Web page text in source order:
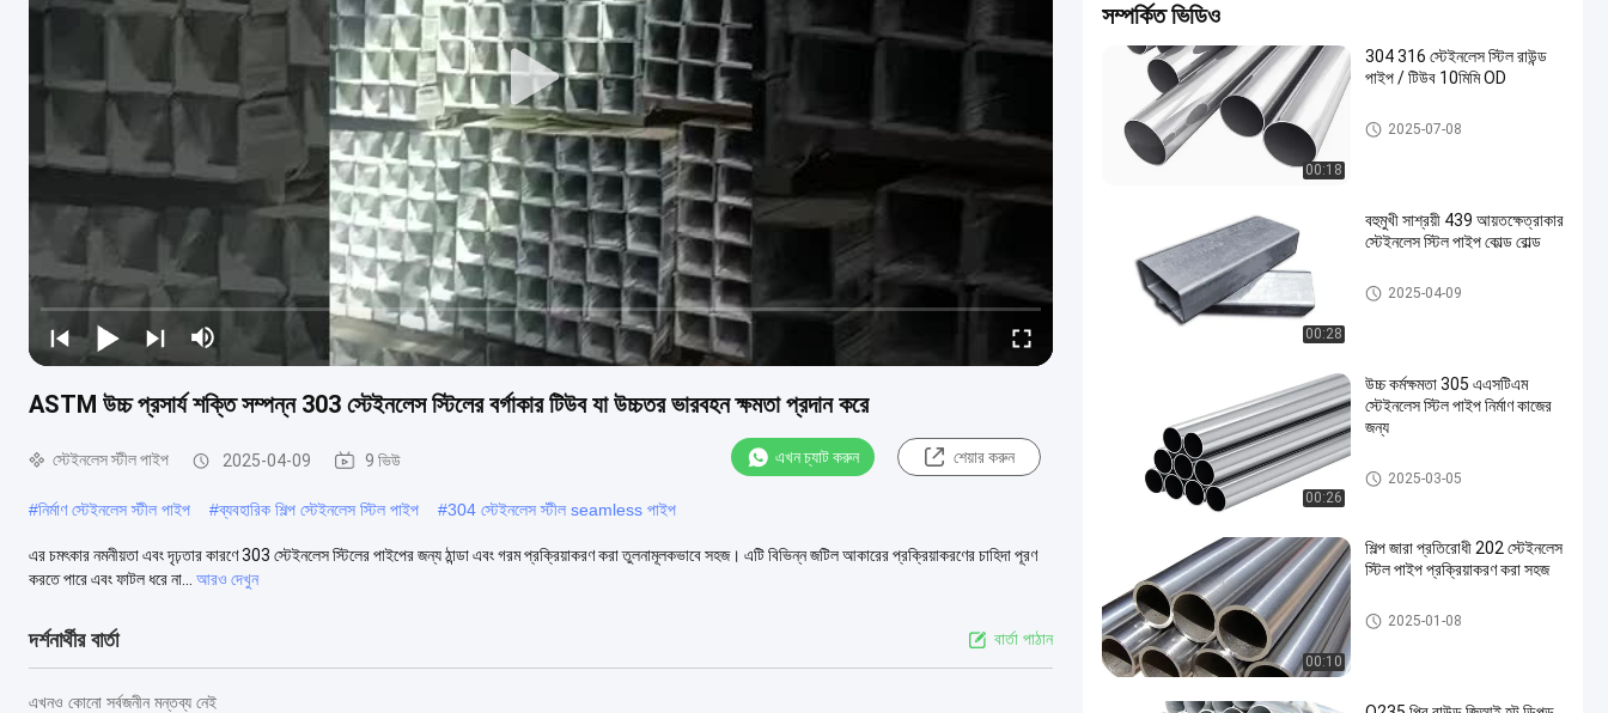
ASTM উচ্চ প্রসার্য শক্তি সম্পন্ন 303 স্টেইনলেস স্টিলের বর্গাকার টিউব যা উচ্চতর ভারবহন ক্ষমতা প্রদান করে
স্টেইনলেস স্টীল পাইপ 2025-04-09 9 ভিউ এখন চ্যাট করুন শেয়ার করুন
#নির্মাণ স্টেইনলেস স্টীল পাইপ #ব্যবহারিক শিল্প স্টেইনলেস স্টিল পাইপ #304 স্টেইনলেস স্টীল seamless পাইপ
এর চমৎকার নমনীয়তা এবং দৃঢ়তার কারণে 303 স্টেইনলেস স্টিলের পাইপের জন্য ঠান্ডা এবং গরম প্রক্রিয়াকরণ করা তুলনামূলকভাবে সহজ। এটি বিভিন্ন জটিল আকারের প্রক্রিয়াকরণের চাহিদা পূরণ
করতে পারে এবং ফাটল ধরে না...
আরও দেখুন
দর্শনার্থীর বার্তা বার্তা পাঠান
এখনও কোনো সর্বজনীন মন্তব্য নেই
সম্পর্কিত ভিডিও
00:18
304 316 স্টেইনলেস স্টিল রাউন্ড
পাইপ / টিউব 10মিমি OD
কার্বন ইস্পাত পাইপ
2025-07-08
00:28
বহুমুখী সাশ্রয়ী 439 আয়তক্ষেত্রাকার
স্টেইনলেস স্টিল পাইপ কোল্ড রোল্ড
স্টেইনলেস স্টীল পাইপ
2025-04-09
00:26
উচ্চ কর্মক্ষমতা 305 এএসটিএম
স্টেইনলেস স্টিল পাইপ নির্মাণ কাজের
জন্য
স্টেইনলেস স্টীল পাইপ
2025-03-05
00:10
শিল্প জারা প্রতিরোধী 202 স্টেইনলেস
স্টিল পাইপ প্রক্রিয়াকরণ করা সহজ
স্টেইনলেস স্টীল পাইপ
2025-01-08